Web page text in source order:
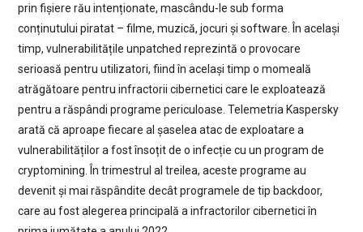
prin fișiere rău intenționate, mascându-le sub forma
conținutului piratat – filme, muzică, jocuri și software. În același
timp, vulnerabilitățile unpatched reprezintă o provocare
serioasă pentru utilizatori, fiind în același timp o momeală
atrăgătoare pentru infractorii cibernetici care le exploatează
pentru a răspândi programe periculoase. Telemetria Kaspersky
arată că aproape fiecare al șaselea atac de exploatare a
vulnerabilităților a fost însoțit de o infecție cu un program de
cryptomining. În trimestrul al treilea, aceste programe au
devenit și mai răspândite decât programele de tip backdoor,
care au fost alegerea principală a infractorilor cibernetici în